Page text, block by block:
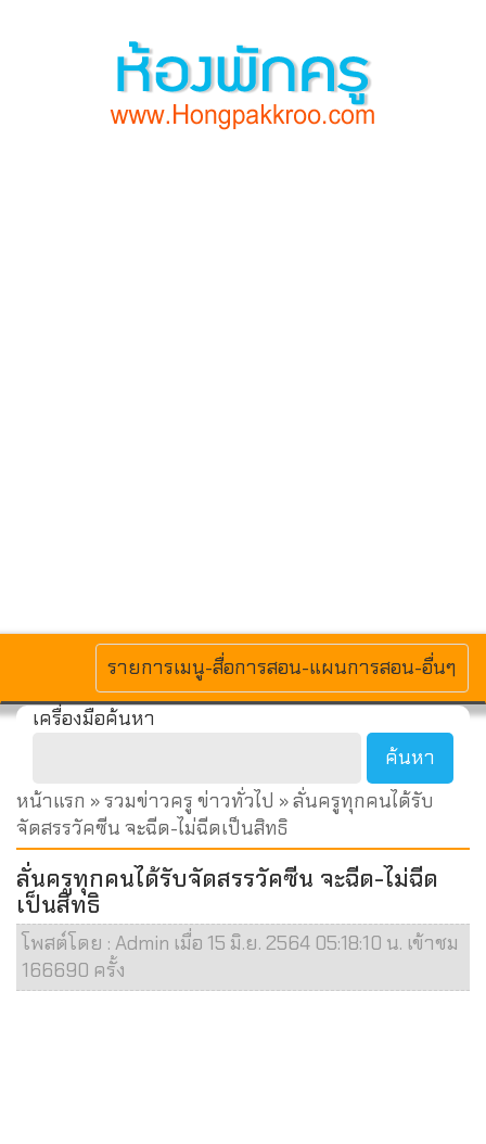
MENU
รายการเมนู-สื่อการสอน-แผนการสอน-อื่นๆ
เครื่องมือค้นหา
หน้าแรก »รวมข่าวครู ข่าวทั่วไป » ลั่นครูทุกคนได้รับ
จัดสรรวัคซีน จะฉีด-ไม่ฉีดเป็นสิทธิ
ลั่นครูทุกคนได้รับจัดสรรวัคซีน จะฉีด-ไม่ฉีด
เป็นสิทธิ
โพสต์โดย : Admin เมื่อ 15 มิ.ย. 2564 05:18:10 น. เข้าชม
166690 ครั้ง